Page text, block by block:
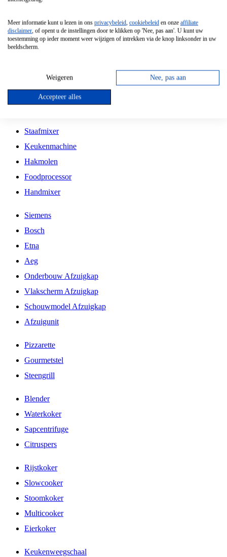
Vrijstaande Magnetron
Vrijstaande Kookplaat
Inbouw Gaskookplaat
Inbouw Keramische Kookplaat
Kookplaat Accessoires
Staafmixer
Keukenmachine
Hakmolen
Foodprocessor
Handmixer
Siemens
Bosch
Etna
Aeg
Onderbouw Afzuigkap
Vlakscherm Afzuigkap
Schouwmodel Afzuigkap
Afzuigunit
Pizzarette
Gourmetstel
Steengrill
Blender
Waterkoker
Sapcentrifuge
Citruspers
Rijstkoker
Slowcooker
Stoomkoker
Multicooker
Eierkoker
Keukenweegschaal
Meer informatie kunt u lezen in ons privacybeleid, cookiebeleid en onze affiliate
disclaimer, of opent u de instellingen door te klikken op 'Nee, pas aan'. U kunt uw
toestemming op ieder moment weer wijzigen of intrekken via de knop linksonder in uw
beeldscherm.
Weigeren Nee, pas aan
Accepteer alles